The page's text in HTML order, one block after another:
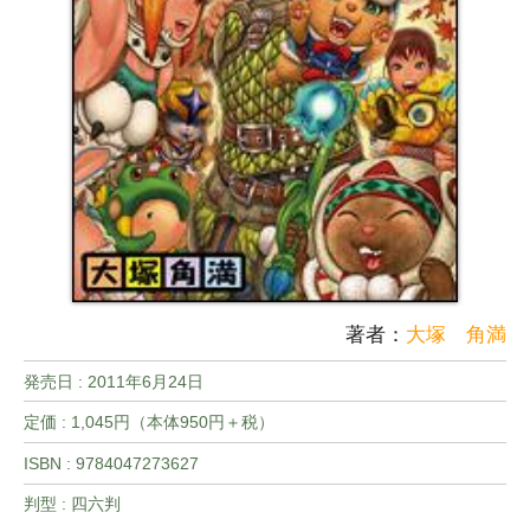
著者： 大塚 角満
発売日 : 2011年6月24日
定価 : 1,045円（本体950円＋税）
ISBN : 9784047273627
判型 : 四六判